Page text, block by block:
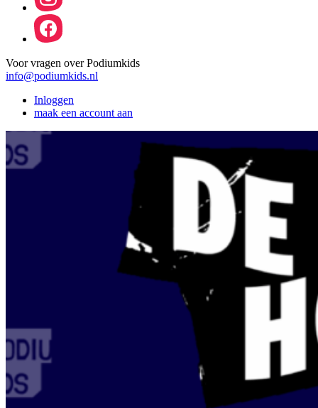
Voor vragen over Podiumkids
info@podiumkids.nl
Inloggen
maak een account aan